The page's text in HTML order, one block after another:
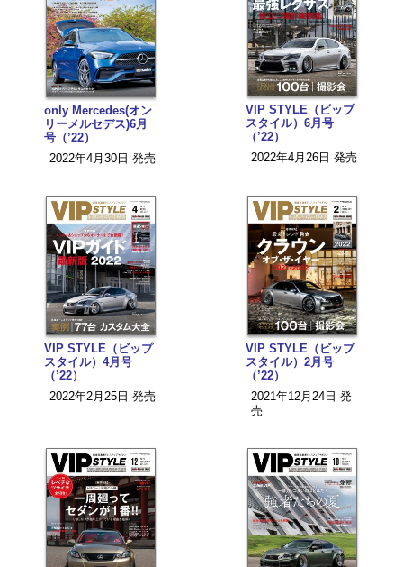
only Mercedes(オン
リーメルセデス)6月
号（’22）
2022年4月30日 発売
VIP STYLE（ビップ
スタイル）6月号
（’22）
2022年4月26日 発売
VIP STYLE（ビップ
スタイル）4月号
（’22）
2022年2月25日 発売
VIP STYLE（ビップ
スタイル）2月号
（’22）
2021年12月24日 発
売